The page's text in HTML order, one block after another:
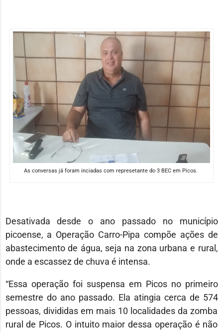
As conversas já foram inciadas com represetante do 3 BEC em Picos.
Desativada desde o ano passado no município
picoense, a Operação Carro-Pipa compõe ações de
abastecimento de água, seja na zona urbana e rural,
onde a escassez de chuva é intensa.
“Essa operação foi suspensa em Picos no primeiro
semestre do ano passado. Ela atingia cerca de 574
pessoas, divididas em mais 10 localidades da zomba
rural de Picos. O intuito maior dessa operação é não